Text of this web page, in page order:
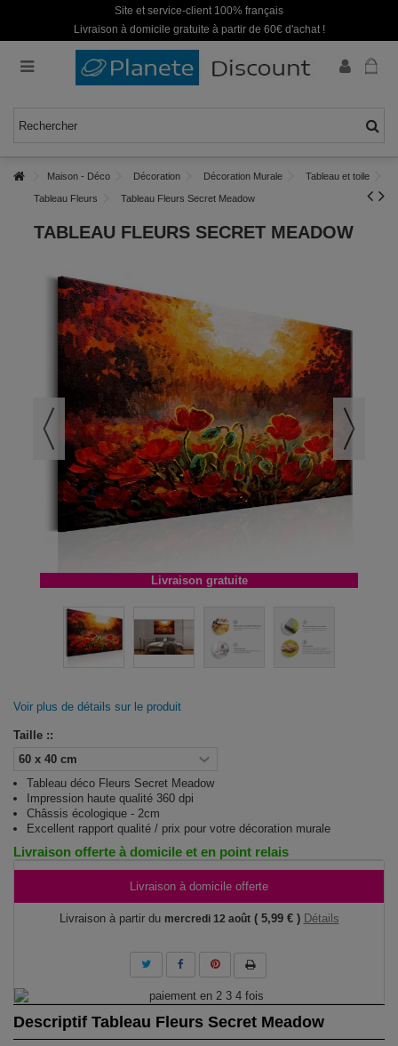
Site et service-client 100% français
Livraison à domicile gratuite à partir de 60€ d'achat !
Maison - Déco Décoration Décoration Murale Tableau et toile
Tableau Fleurs Tableau Fleurs Secret Meadow
TABLEAU FLEURS SECRET MEADOW
Livraison gratuite
Voir plus de détails sur le produit
Taille ::
Tableau déco Fleurs Secret Meadow
Impression haute qualité 360 dpi
Châssis écologique - 2cm
Excellent rapport qualité / prix pour votre décoration murale
Livraison offerte à domicile et en point relais
Livraison à domicile offerte
Livraison à partir du mercredi 12 août ( 5,99 € ) Détails
Descriptif Tableau Fleurs Secret Meadow